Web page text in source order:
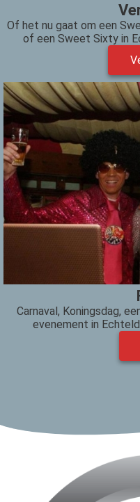
Of het nu gaat om een
of een Sweet Sixty in
Carnaval, Koningsdag,
evenement in